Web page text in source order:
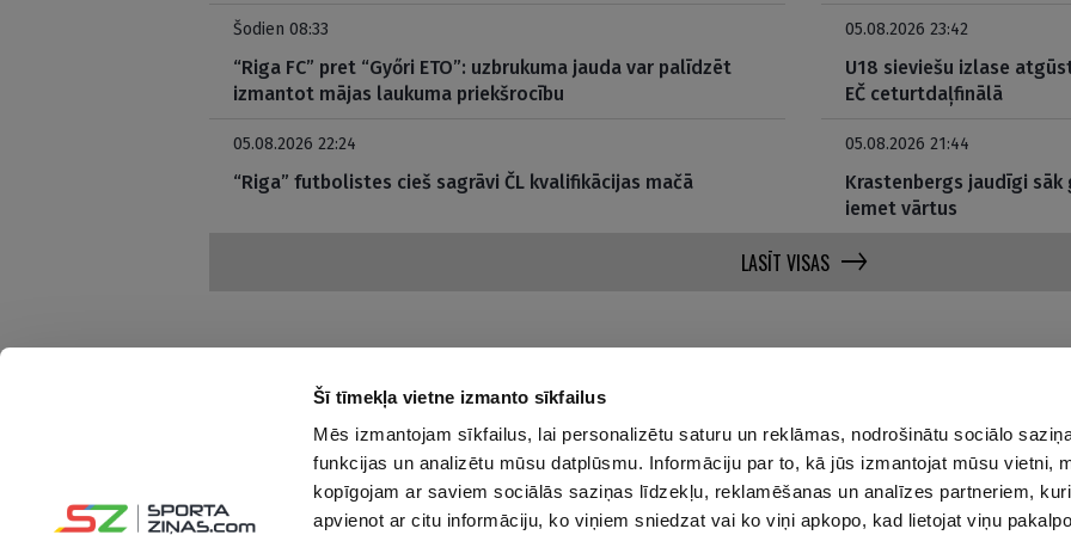
Šī tīmekļa vietne izmanto sīkfailus
Mēs izmantojam sīkfailus, lai personalizētu saturu un reklāmas, nodrošinātu sociālo
funkcijas un analizētu mūsu datplūsmu. Informāciju par to, kā jūs izmantojat mūsu vietni,
kopīgojam ar saviem sociālās saziņas līdzekļu, reklamēšanas un analīzes partneriem,
apvienot ar citu informāciju, ko viņiem sniedzat vai ko viņi apkopo, kad lietojat viņu
Šodien 08:33
“Riga FC” pret “Győri ETO”: uzbrukuma jauda var palīdzēt
izmantot mājas laukuma priekšrocību
05.08.2026 23:42
U18 sieviešu izlase
EČ ceturtdaļfinālā
05.08.2026 22:24
“Riga” futbolistes cieš sagrāvi ČL kvalifikācijas mačā
05.08.2026 21:44
Krastenbergs jaudīgi
iemet vārtus
LASĪT VISAS
Interesanti un saprotami par sportu
Seko mums:
Par mums
Reklāmas Parametri